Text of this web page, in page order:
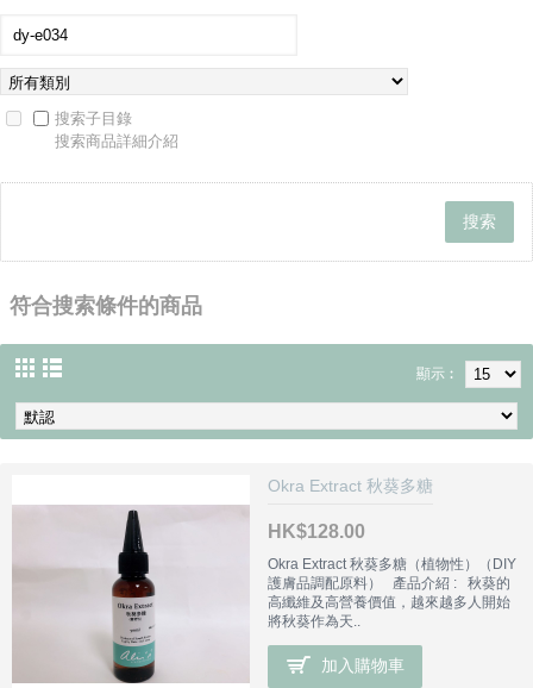
搜索子目錄
搜索商品詳細介紹
符合搜索條件的商品
顯示︰
Okra Extract 秋葵多糖
HK$128.00
Okra Extract 秋葵多糖（植物性）（DIY
護膚品調配原料） 產品介紹 : 秋葵的
高纖維及高營養價值，越來越多人開始
將秋葵作為天..
加入購物車